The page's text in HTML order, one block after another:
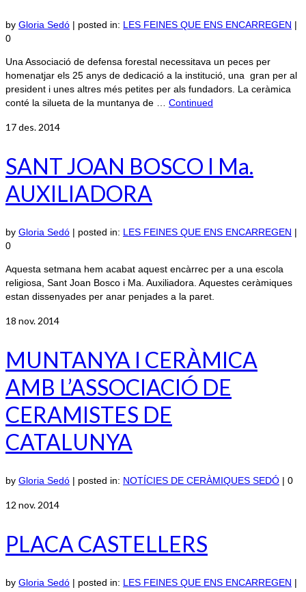
by Gloria Sedó | posted in: LES FEINES QUE ENS ENCARREGEN |
0
Una Associació de defensa forestal necessitava un peces per
homenatjar els 25 anys de dedicació a la institució, una gran per al
president i unes altres més petites per als fundadors. La ceràmica
conté la silueta de la muntanya de … Continued
17des. 2014
SANT JOAN BOSCO I Ma.
AUXILIADORA
by Gloria Sedó | posted in: LES FEINES QUE ENS ENCARREGEN |
0
Aquesta setmana hem acabat aquest encàrrec per a una escola
religiosa, Sant Joan Bosco i Ma. Auxiliadora. Aquestes ceràmiques
estan dissenyades per anar penjades a la paret.
18 nov. 2014
MUNTANYA I CERÀMICA
AMB L’ASSOCIACIÓ DE
CERAMISTES DE
CATALUNYA
by Gloria Sedó | posted in: NOTÍCIES DE CERÀMIQUES SEDÓ | 0
12 nov. 2014
PLACA CASTELLERS
by Gloria Sedó | posted in: LES FEINES QUE ENS ENCARREGEN |